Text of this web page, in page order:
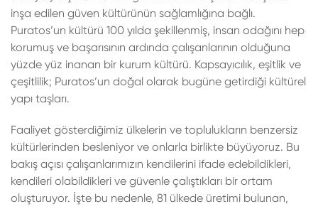
inşa edilen güven kültürünün sağlamlığına bağlı.
Puratos’un kültürü 100 yılda şekillenmiş, insan odağını hep
korumuş ve başarısının ardında çalışanlarının olduğuna
yüzde yüz inanan bir kurum kültürü. Kapsayıcılık, eşitlik ve
çeşitlilik; Puratos’un doğal olarak bugüne getirdiği kültürel
yapı taşları.
Faaliyet gösterdiğimiz ülkelerin ve toplulukların benzersiz
kültürlerinden besleniyor ve onlarla birlikte büyüyoruz. Bu
bakış açısı çalışanlarımızın kendilerini ifade edebildikleri,
kendileri olabildikleri ve güvenle çalıştıkları bir ortam
oluşturuyor. İşte bu nedenle, 81 ülkede üretimi bulunan,